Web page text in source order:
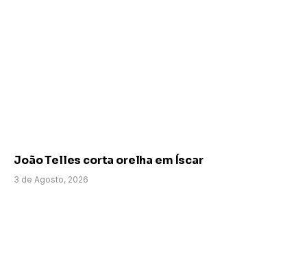
João Telles corta orelha em Íscar
3 de Agosto, 2026